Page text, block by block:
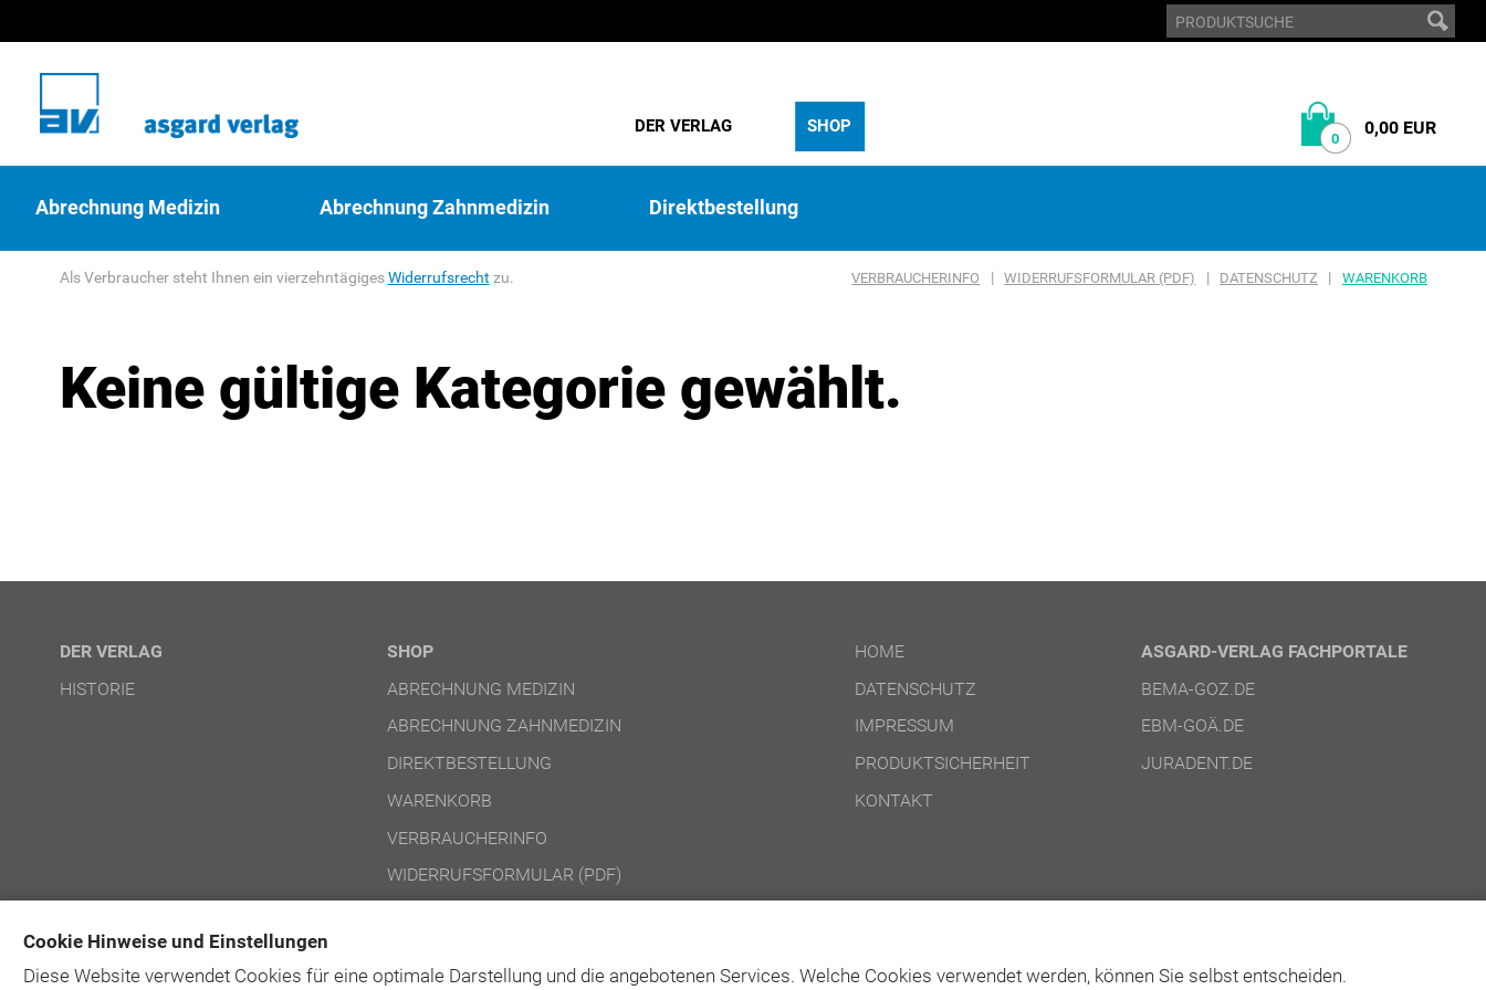
Cookie Hinweise und Einstellungen
Diese Website verwendet Cookies für eine optimale Darstellung und die angebotenen Services. Welche Cookies verwendet werden, können Sie selbst entscheiden.
DER VERLAG SHOP
0 0,00 EUR
Abrechnung Medizin Abrechnung Zahnmedizin Direktbestellung
Als Verbraucher steht Ihnen ein vierzehntägigesWiderrufsrecht zu. VERBRAUCHERINFO | WIDERRUFSFORMULAR (PDF) | DATENSCHUTZ | WARENKORB
Keine gültige Kategorie gewählt.
DER VERLAG
HISTORIE
SHOP
ABRECHNUNG MEDIZIN
ABRECHNUNG ZAHNMEDIZIN
DIREKTBESTELLUNG
WARENKORB
VERBRAUCHERINFO
WIDERRUFSFORMULAR (PDF)
HOME
DATENSCHUTZ
IMPRESSUM
PRODUKTSICHERHEIT
KONTAKT
ASGARD-VERLAG FACHPORTALE
BEMA-GOZ.DE
EBM-GOÄ.DE
JURADENT.DE